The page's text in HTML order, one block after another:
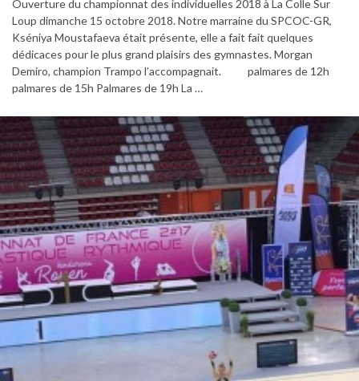
Ouverture du championnat des individuelles 2018 à La Colle Sur
Loup dimanche 15 octobre 2018. Notre marraine du SPCOC-GR,
Kséniya Moustafaeva était présente, elle a fait fait quelques
dédicaces pour le plus grand plaisirs des gymnastes. Morgan
Demiro, champion Trampo l’accompagnait. palmares de 12h
palmares de 15h Palmares de 19h La …